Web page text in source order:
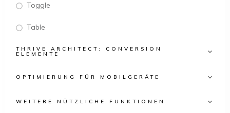
Toggle
Table
THRIVE ARCHITECT: CONVERSION
ELEMENTE
OPTIMIERUNG FÜR MOBILGERÄTE
WEITERE NÜTZLICHE FUNKTIONEN